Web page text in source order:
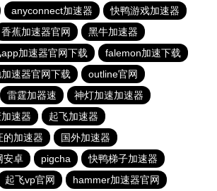
anyconnect加速器
快鸭游戏加速器
香蕉加速器官网
黑牛加速器
加速器官网下载
falemon加速下载
速器官网下载
outline官网
雷霆加器速
神灯加速加速器
速器
起飞加速器
的加速器
国外加速器
安卓
pigcha
快鸭梯子加速器
起飞vp官网 hammer加速器官网